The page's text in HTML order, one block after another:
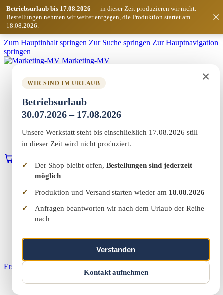
Zum Hauptinhalt springen Zur Suche springen Zur Hauptnavigation
springen
Betriebsurlaub bis 17.08.2026 — in dieser Zeit produzieren wir nicht.
Bestellungen nehmen wir weiter entgegen, die Produktion startet am
18.08.2026.
×
×
WIR SIND IM URLAUB
Betriebsurlaub
30.07.2026 – 17.08.2026
Unsere Werkstatt steht bis einschließlich 17.08.2026 still —
in dieser Zeit wird nicht produziert.
Der Shop bleibt offen, Bestellungen sind jederzeit
möglich
Produktion und Versand starten wieder am 18.08.2026
Anfragen beantworten wir nach dem Urlaub der Reihe
nach
Verstanden
Kontakt aufnehmen
Marketing-MV
Home
Shop
Vereinswelt
Reflect+
Über uns
Kontakt
Warenkorb
Erstgespräch buchen
Home
Marketing & Web
Vereinswelt
Reflect+
Werkstatt
Kontakt
Erstgespräch buchen
Shop